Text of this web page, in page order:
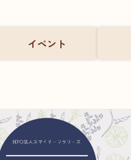
イベント